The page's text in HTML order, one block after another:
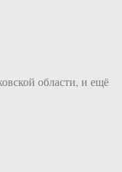
области, и ещё